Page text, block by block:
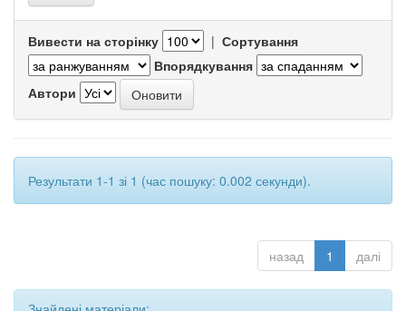
Вивести на сторінку | Сортування
Впорядкування
Автори
Результати 1-1 зі 1 (час пошуку: 0.002 секунди).
назад 1 далі